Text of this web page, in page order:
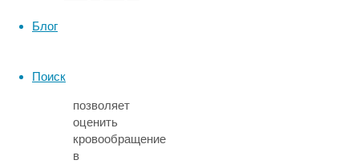
Блог
Поиск
позволяет
оценить
кровообращение
в